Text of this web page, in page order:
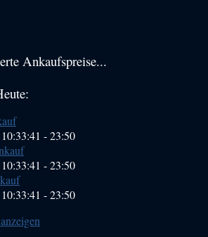
Ankaufspreise...
-23:50
-23:50
-23:50